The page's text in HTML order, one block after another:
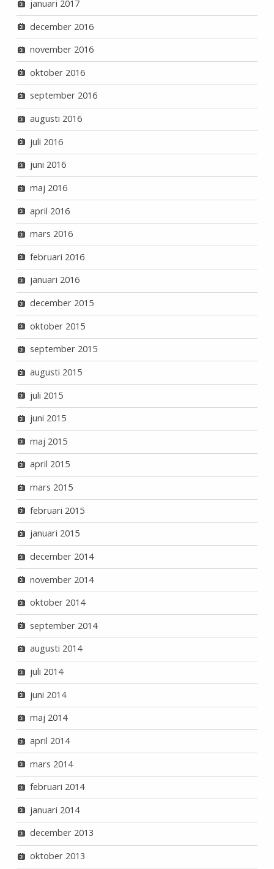
januari 2017
december 2016
november 2016
oktober 2016
september 2016
augusti 2016
juli 2016
juni 2016
maj 2016
april 2016
mars 2016
februari 2016
januari 2016
december 2015
oktober 2015
september 2015
augusti 2015
juli 2015
juni 2015
maj 2015
april 2015
mars 2015
februari 2015
januari 2015
december 2014
november 2014
oktober 2014
september 2014
augusti 2014
juli 2014
juni 2014
maj 2014
april 2014
mars 2014
februari 2014
januari 2014
december 2013
oktober 2013